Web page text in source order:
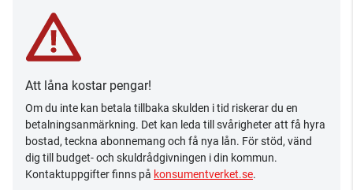
Att låna kostar pengar!
Om du inte kan betala tillbaka skulden i tid riskerar du en
betalningsanmärkning. Det kan leda till svårigheter att få hyra
bostad, teckna abonnemang och få nya lån. För stöd, vänd
dig till budget- och skuldrådgivningen i din kommun.
Kontaktuppgifter finns på konsumentverket.se.